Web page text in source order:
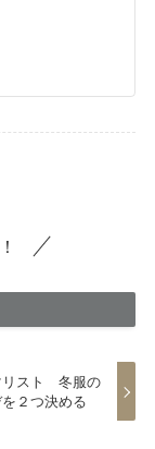
リスト 冬服の
２つ決める